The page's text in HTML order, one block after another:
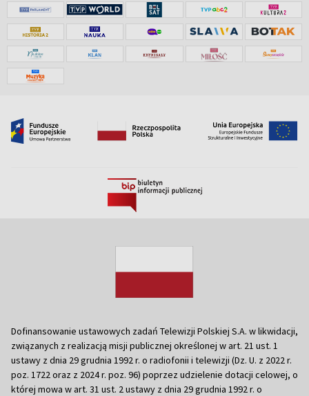
Dofinansowanie ustawowych zadań Telewizji Polskiej S.A. w likwidacji,
związanych z realizacją misji publicznej określonej w art. 21 ust. 1
ustawy z dnia 29 grudnia 1992 r. o radiofonii i telewizji (Dz. U. z 2022 r.
poz. 1722 oraz z 2024 r. poz. 96) poprzez udzielenie dotacji celowej, o
której mowa w art. 31 ust. 2 ustawy z dnia 29 grudnia 1992 r. o